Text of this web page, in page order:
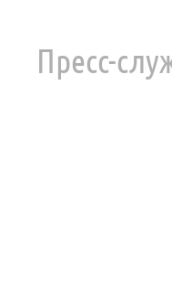
Пресс-